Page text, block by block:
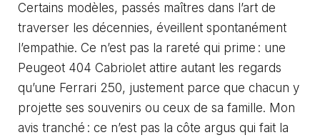
Certains modèles, passés maîtres dans l’art de
traverser les décennies, éveillent spontanément
l’empathie. Ce n’est pas la rareté qui prime : une
Peugeot 404 Cabriolet attire autant les regards
qu’une Ferrari 250, justement parce que chacun y
projette ses souvenirs ou ceux de sa famille. Mon
avis tranché : ce n’est pas la côte argus qui fait la